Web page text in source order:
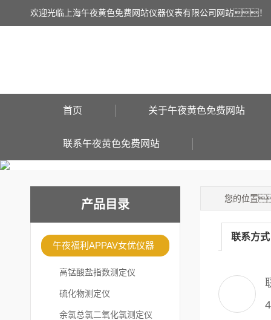
欢迎光临上海午夜黄色免费网站仪器仪表有限公司网站！
首页 关于午夜黄色免费网站
联系午夜黄色免费网站
产品目录
午夜福利APPAV女优仪器
高锰酸盐指数测定仪
硫化物测定仪
余氯总氯二氧化氯测定仪
您的位置
联系方式